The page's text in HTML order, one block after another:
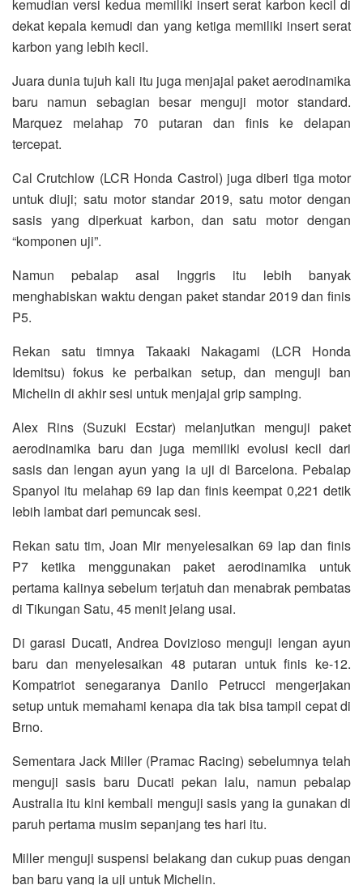
kemudian versi kedua memiliki insert serat karbon kecil di
dekat kepala kemudi dan yang ketiga memiliki insert serat
karbon yang lebih kecil.
Juara dunia tujuh kali itu juga menjajal paket aerodinamika
baru namun sebagian besar menguji motor standard.
Marquez melahap 70 putaran dan finis ke delapan
tercepat.
Cal Crutchlow (LCR Honda Castrol) juga diberi tiga motor
untuk diuji; satu motor standar 2019, satu motor dengan
sasis yang diperkuat karbon, dan satu motor dengan
“komponen uji”.
Namun pebalap asal Inggris itu lebih banyak
menghabiskan waktu dengan paket standar 2019 dan finis
P5.
Rekan satu timnya Takaaki Nakagami (LCR Honda
Idemitsu) fokus ke perbaikan setup, dan menguji ban
Michelin di akhir sesi untuk menjajal grip samping.
Alex Rins (Suzuki Ecstar) melanjutkan menguji paket
aerodinamika baru dan juga memiliki evolusi kecil dari
sasis dan lengan ayun yang ia uji di Barcelona. Pebalap
Spanyol itu melahap 69 lap dan finis keempat 0,221 detik
lebih lambat dari pemuncak sesi.
Rekan satu tim, Joan Mir menyelesaikan 69 lap dan finis
P7 ketika menggunakan paket aerodinamika untuk
pertama kalinya sebelum terjatuh dan menabrak pembatas
di Tikungan Satu, 45 menit jelang usai.
Di garasi Ducati, Andrea Dovizioso menguji lengan ayun
baru dan menyelesaikan 48 putaran untuk finis ke-12.
Kompatriot senegaranya Danilo Petrucci mengerjakan
setup untuk memahami kenapa dia tak bisa tampil cepat di
Brno.
Sementara Jack Miller (Pramac Racing) sebelumnya telah
menguji sasis baru Ducati pekan lalu, namun pebalap
Australia itu kini kembali menguji sasis yang ia gunakan di
paruh pertama musim sepanjang tes hari itu.
Miller menguji suspensi belakang dan cukup puas dengan
ban baru yang ia uji untuk Michelin.